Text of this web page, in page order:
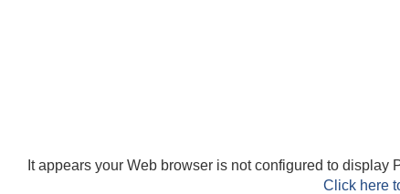
It appears your Web browser is not configured to display
Click here